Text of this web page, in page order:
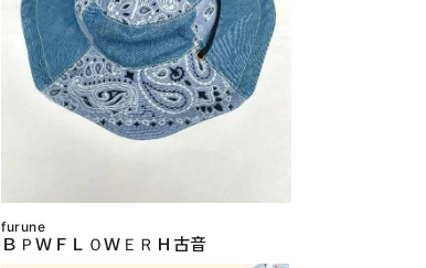
furune
ＢＰＷＦＬＯＷＥＲＨ古音